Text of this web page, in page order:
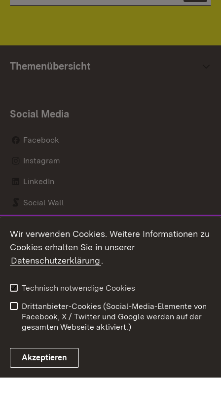
Themenübersicht
Social Media
Facebook
Instagram
LinkedIn
Social Wall
Link zum Landesportal
Kontakt
Barrierefreiheit
Impressum
Cookies
Wir verwenden Cookies. Weitere Informationen zu
Cookies erhalten Sie in unserer
Datenschutzerklärung.
Technisch notwendige Cookies
Drittanbieter-Cookies (Social-Media-Elemente von
Facebook, X / Twitter und Google werden auf der
gesamten Webseite aktiviert.)
Akzeptieren